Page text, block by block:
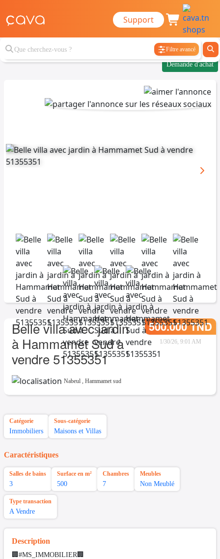
Support
Filtre avancé
Demande d'achat
Belle villa avec jardin
à Hammamet Sud à
vendre 51355351
500.000 TND
1/30/26, 9:01 AM
Nabeul , Hammamet sud
Catégorie
Immobiliers
Sous-catégorie
Maisons et Villas
Caractéristiques
Salles de bains
3
Surface en m²
500
Chambres
7
Meubles
Non Meublé
Type transaction
A Vendre
Description
🏢#MS_IMMOBILIER🏢